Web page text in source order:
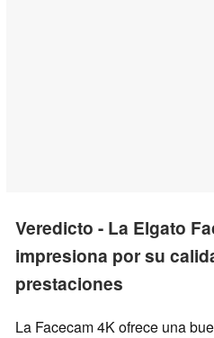
Veredicto - La Elgato
impresiona por su
prestaciones
La Facecam 4K ofrece una